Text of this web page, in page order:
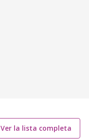
Ver la lista completa